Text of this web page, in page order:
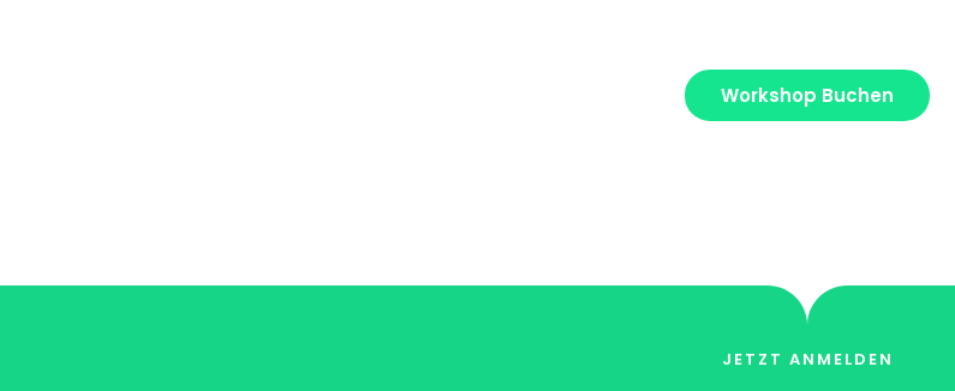
Workshop Buchen
JETZT ANMELDEN